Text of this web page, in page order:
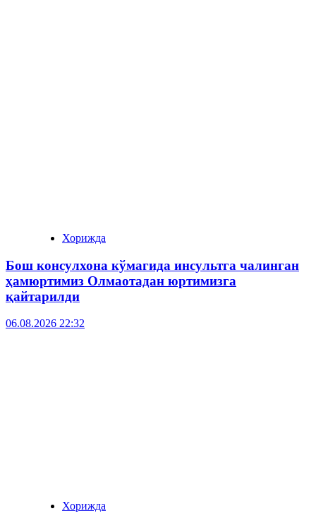
Хорижда
Бош консулхона кўмагида инсультга чалинган
ҳамюртимиз Олмаотадан юртимизга
қайтарилди
06.08.2026 22:32
Хорижда